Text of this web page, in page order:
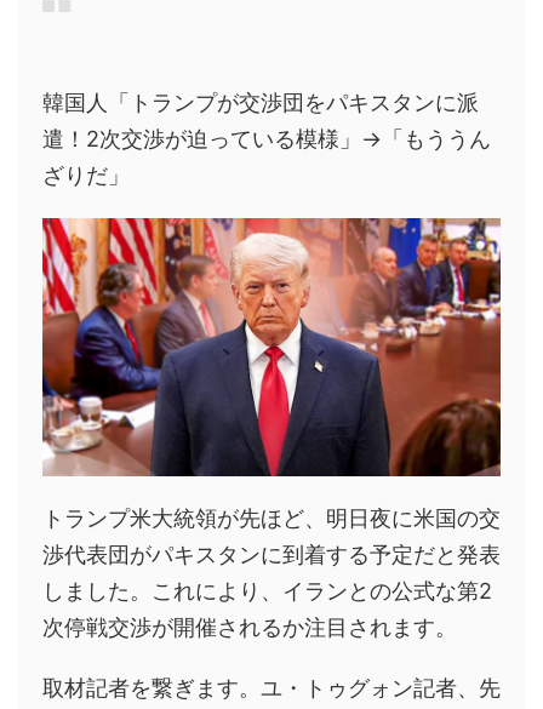
韓国人「トランプが交渉団をパキスタンに派
遣！2次交渉が迫っている模様」→「もううん
ざりだ」
トランプ米大統領が先ほど、明日夜に米国の交
渉代表団がパキスタンに到着する予定だと発表
しました。これにより、イランとの公式な第2
次停戦交渉が開催されるか注目されます。
取材記者を繋ぎます。ユ・トゥグォン記者、先